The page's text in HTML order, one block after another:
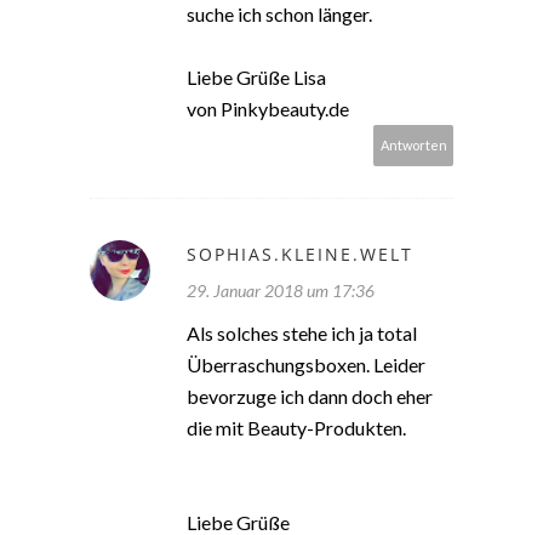
suche ich schon länger.
Liebe Grüße Lisa
von Pinkybeauty.de
Antworten
SOPHIAS.KLEINE.WELT
29. Januar 2018 um 17:36
Als solches stehe ich ja total
Überraschungsboxen. Leider
bevorzuge ich dann doch eher
die mit Beauty-Produkten.
Liebe Grüße